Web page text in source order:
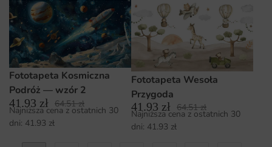
Fototapeta Kosmiczna
Podróż — wzór 2
41.93 zł 64.51zł
Najniższa cena z ostatnich 30
dni: 41.93 zł
Fototapeta Wesoła
Przygoda
41.93 zł 64.51zł
Najniższa cena z ostatnich 30
dni: 41.93 zł